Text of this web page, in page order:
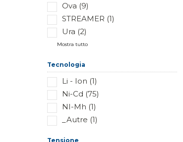
Ova (9)
STREAMER (1)
Ura (2)
Mostra tutto
Tecnologia
Li - Ion (1)
Ni-Cd (75)
NI-Mh (1)
_Autre (1)
Tensione